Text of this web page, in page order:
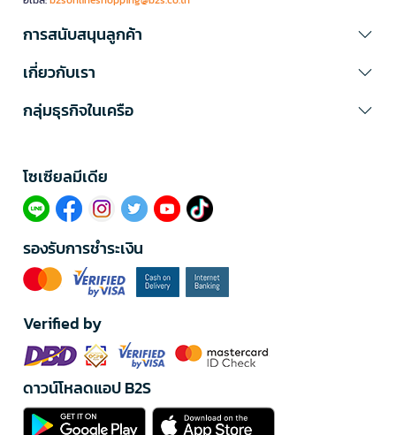
การสนับสนุนลูกค้า
เกี่ยวกับเรา
กลุ่มธุรกิจในเครือ
โซเซียลมีเดีย​
รองรับการชำระเงิน
Verified by
ดาวน์โหลดแอป B2S